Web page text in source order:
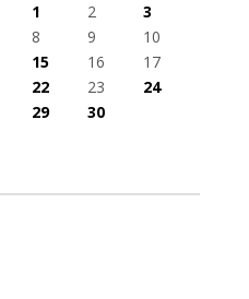
1
2
3
8 9
10
15 16
17
22 23
24
29
30